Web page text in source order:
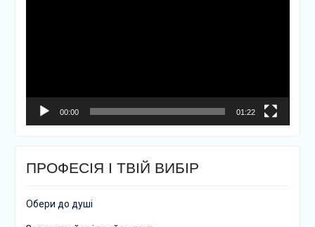
00:00 01:22
ПРОФЕСІЯ І ТВІЙ ВИБІР
Обери до душі